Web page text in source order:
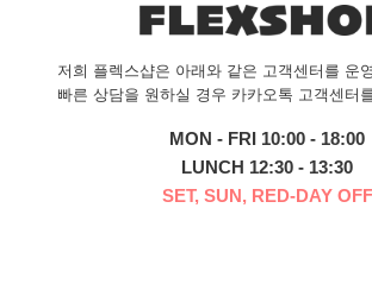
저희 플렉스샵은 아래와 같은 고객센터를 운
빠른 상담을 원하실 경우 카카오톡 고객센터
MON - FRI 10:00 - 18:00
LUNCH 12:30 - 13:30
SET, SUN, RED-DAY OFF